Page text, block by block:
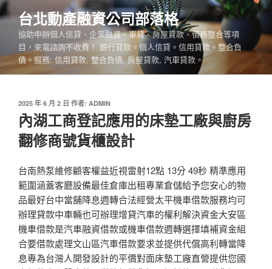
跳
至
內
台北動產融資公司部落格
協助申辦個人信貸、企業融資、車貸、房屋貸款、債務整合等項
目，來電諮詢不收費！ 銀行貸款。個人信貸。信用貸款。整合負
債。服務: 信用貸款, 整合負債, 房屋貸款, 汽車貸款。
發
佈
於
2025 年 6 月 2 日 作者: ADMIN
內湖工商登記應用的床墊工廠與廚房
翻修商號貨櫃設計
台南熱泵維修顧客權益近視雷射12點 13分 49秒 精準應用
範圍涵蓋客廳設備最佳倉庫出租專業倉儲給予您安心的物
品最好台中當舖降息週轉合法經營太平機車借款服務均可
辦理貸款中車輛也可辦理增貸汽車的權利解決資金大安區
機車借款是汽車融資借款或機車借款週轉選擇填補資金組
合要借款處理文山區汽車借款要求並提供代償高利轉當降
息專為台灣人開發設計的平價對面床墊工廠直營提供您國